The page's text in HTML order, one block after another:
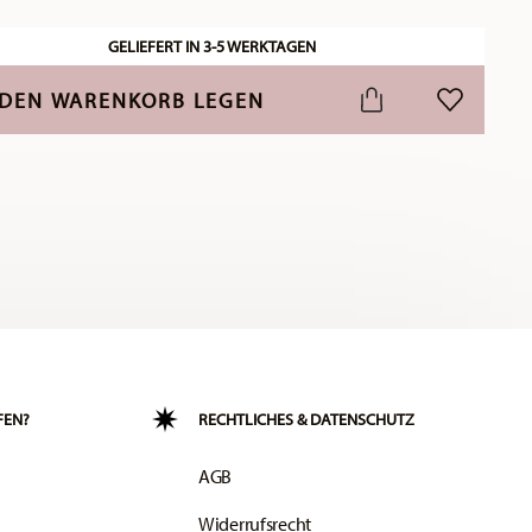
GELIEFERT IN 3-5 WERKTAGEN
WARENKORB LEGEN ADD TO
RECHTLICHES & DATENSCHUTZ
AGB
Widerrufsrecht